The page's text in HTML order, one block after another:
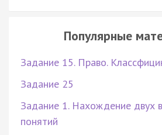
Популярные
Задание 15. Право.
Задание 25
Задание 1. Нахождение двух
понятий